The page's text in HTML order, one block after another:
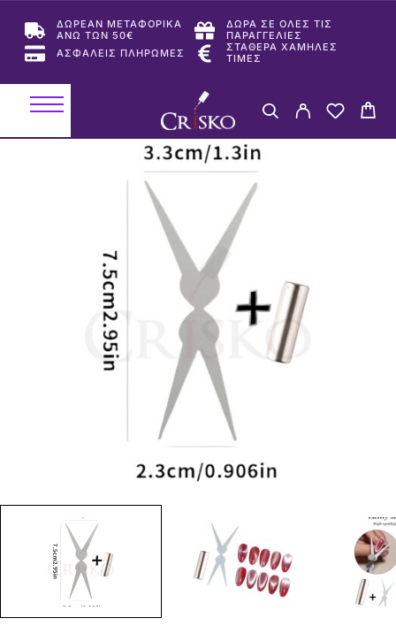
ΔΩΡΕΑΝ ΜΕΤΑΦΟΡΙΚΑ
ΑΝΩ ΤΩΝ 50€
ΔΩΡΑ ΣΕ ΟΛΕΣ ΤΙΣ
ΠΑΡΑΓΓΕΛΙΕΣ
ΑΣΦΑΛΕΙΣ ΠΛΗΡΩΜΕΣ
ΣΤΑΘΕΡΑ ΧΑΜΗΛΕΣ
ΤΙΜΕΣ